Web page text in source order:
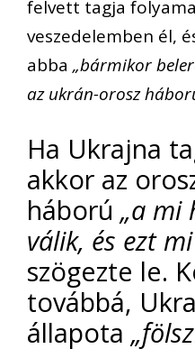
felvett tagja
veszedelemben él,
abba „bármikor
az ukrán-orosz
Ha Ukrajna
akkor az
háború „a mi
válik, és ezt
szögezte le.
továbbá,
állapota